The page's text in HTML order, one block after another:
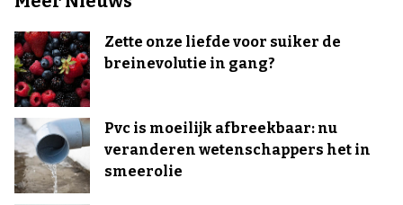
Zette onze liefde voor suiker de
breinevolutie in gang?
Pvc is moeilijk afbreekbaar: nu
veranderen wetenschappers het in
smeerolie